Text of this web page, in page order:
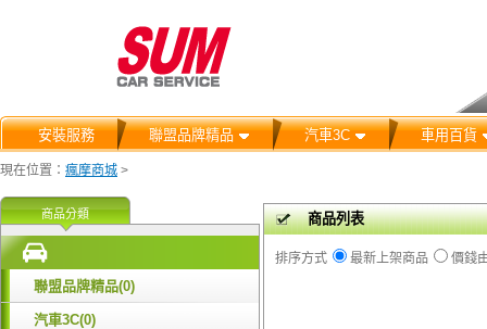
安裝服務 聯盟品牌精品 汽車3C 車用百貨
現在位置： 瘋摩商城 >
商品分類
聯盟品牌精品(0)
汽車3C(0)
商品列表
排序方式 最新上架商品 價錢